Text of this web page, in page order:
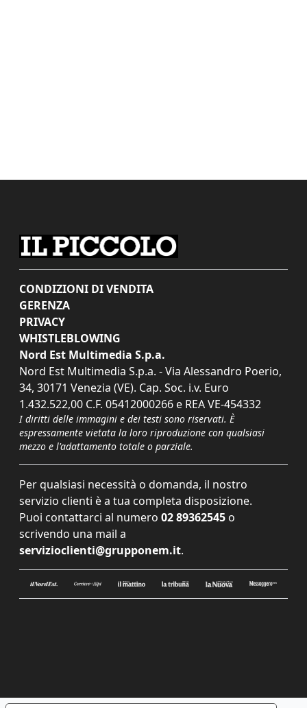
CONDIZIONI DI VENDITA
GERENZA
PRIVACY
WHISTLEBLOWING
Nord Est Multimedia S.p.a.
Nord Est Multimedia S.p.a. - Via Alessandro Poerio,
34, 30171 Venezia (VE). Cap. Soc. i.v. Euro
1.432.522,00 C.F. 05412000266 e REA VE-454332
I diritti delle immagini e dei testi sono riservati. È
espressamente vietata la loro riproduzione con qualsiasi
mezzo e l'adattamento totale o parziale.
Per qualsiasi necessità o domanda, il nostro
servizio clienti è a tua completa disposizione.
Puoi contattarci al numero 02 89362545 o
scrivendo una mail a
servizioclienti@grupponem.it.